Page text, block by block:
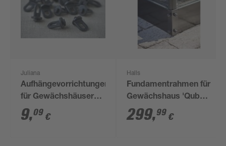
Juliana
Aufhängevorrichtungen
für Gewächshäuser
schwarz 20 Stück
9,09 €
Halls
Fundamentrahmen für
Gewächshaus 'Qube
610' 6,4 m²
299,99 €